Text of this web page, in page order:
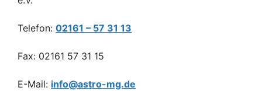
Telefon: 02161 – 57 31 13
Fax: 02161 57 31 15
E-Mail: info@astro-mg.de